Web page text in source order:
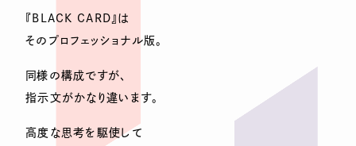
『BLACK CARD』は
そのプロフェッショナル版。
同様の構成ですが、
指示文がかなり違います。
高度な思考を駆使して